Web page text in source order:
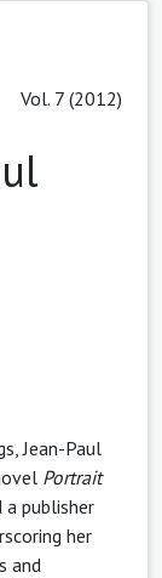
Vol. 7 (2012)
Jean-Paul
Portrait
publisher
her
and